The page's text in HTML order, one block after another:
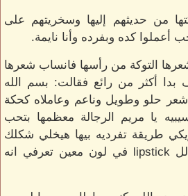
من حديثهم إليها وسخريتهم على
أعملوا كده وبفرده وأنا نايمة.
التوكة من رأسها فانساب شعرها
بدا أكثر من رائع فقالت: بسم الله
شعر حلو وطويل وناعم وعاملاه كحكة
يا مريم الرجالة معظمها بتحب
طريقة تفرديه بيها هيخلي شكلك
أحلى كمان بالنسبة بقا لل lipstick في لون معين تعرفي انه